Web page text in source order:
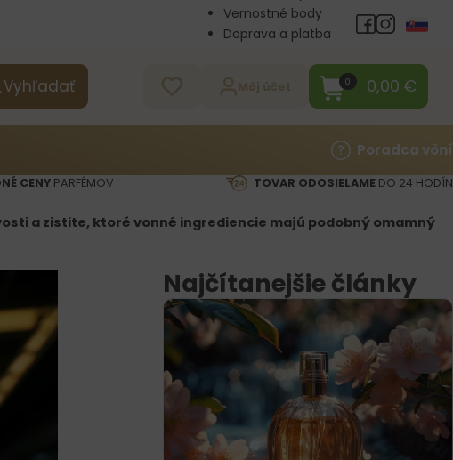
Vernostné body
Doprava a platba
Vyhľadať 0 0,00 €
Poradca vôní
CENYPARFÉMOV TOVAR ODOSIELAME DO 24 HODÍN
a zistite, ktoré vonné ingrediencie majú podobný omamný
Najčítanejšie články